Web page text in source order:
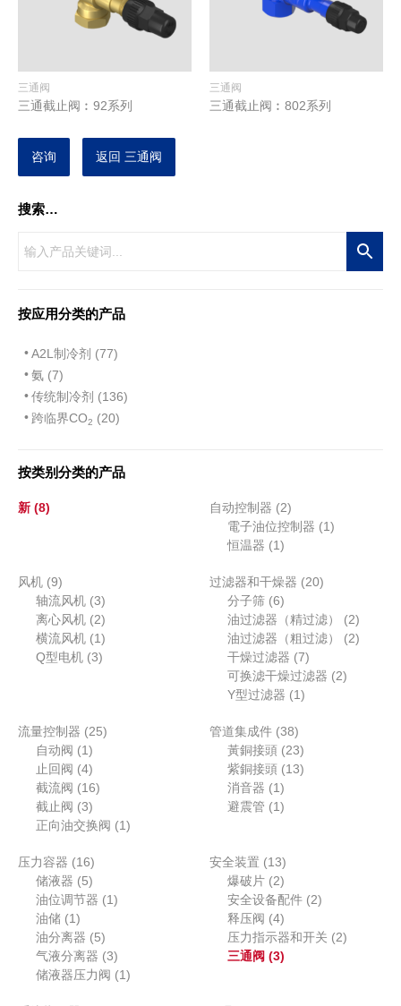
搜索…
按应用分类的产品
A2L制冷剂 (77)
氨 (7)
传统制冷剂 (136)
跨临界CO2 (20)
按类别分类的产品
新 88
自动控制器 22
个
電子油位控制器 11
恒温器 11
产
品
风机 99
个
产
品
轴流风机 33
个
产
品
离心风机 22
个
产
横流风机 11
个
Q型电机 33
过滤器和干燥器 202
个
产
分子筛 66
个
产
品
油过滤器（精过滤） 22
个
油过滤器（粗过滤） 22
干燥过滤器 77
个
可换滤干燥过滤器 22
Y型过滤器 11
品
流量控制器 252
自动阀 11
个
产
品
止回阀 44
个
产
品
截流阀 161
个
截止阀 33
个
品
正向油交换阀 11
管道集成件 383
8
个
黃銅接頭 232
3
紫銅接頭 131
消音器 11
个
避震管 11
品
压力容器 161
6
个
品
储液器 55
个
品
油位调节器 11
品
油储 11
个
产
品
油分离器 55
个
产
气液分离器 33
个
储液器压力阀 11
安全装置 131
3
个
产
品
爆破片 22
个
产
品
安全设备配件 22
产
释压阀 44
个
产
压力指示器和开关 22
三通阀 33
三通阀
三通截止阀︰92系列
三通阀
三通截止阀︰802系列
咨询 返回 三通阀